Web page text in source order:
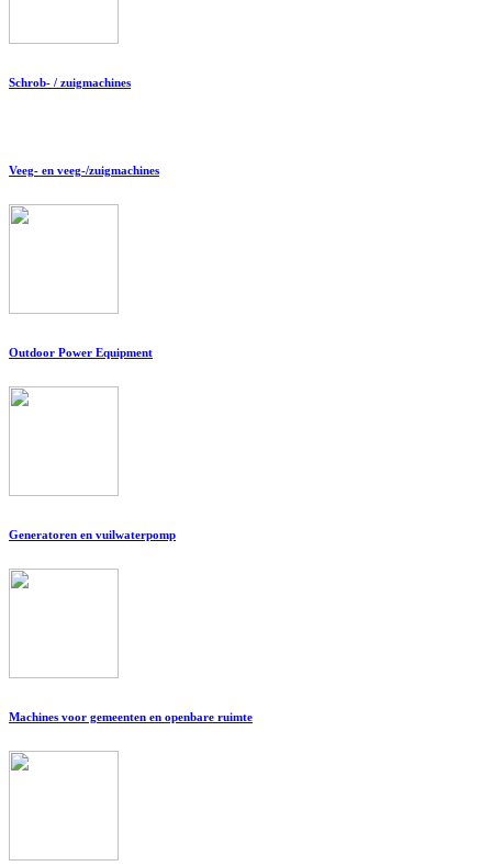
Schrob- / zuigmachines
Veeg- en veeg-/zuigmachines
Outdoor Power Equipment
Generatoren en vuilwaterpomp
Machines voor gemeenten en openbare ruimte